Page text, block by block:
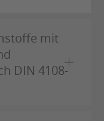
mit
DIN 4108-